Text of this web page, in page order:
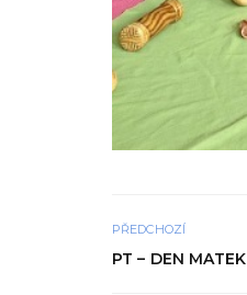
PŘEDCHOZÍ
PT – DEN MATEK